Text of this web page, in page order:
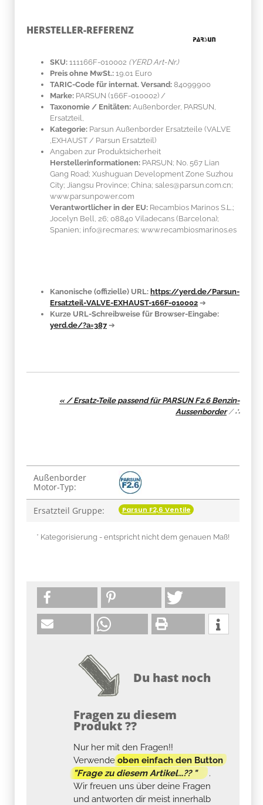
HERSTELLER-REFERENZ
SKU: 111166F-010002 (YERD Art-Nr.)
Preis ohne MwSt.: 19.01 Euro
TARIC-Code für internat. Versand: 84099900
Marke: PARSUN (166F-010002) /
Taxonomie / Enitäten: Außenborder, PARSUN,
Ersatzteil,
Kategorie: Parsun Außenborder Ersatzteile (VALVE
,EXHAUST / Parsun Ersatzteil)
Angaben zur Produktsicherheit
Herstellerinformationen: PARSUN; No. 567 Lian
Gang Road; Xushuguan Development Zone Suzhou
City; Jiangsu Province; China; sales@parsun.com.cn;
www.parsunpower.com
Verantwortlicher in der EU: Recambios Marinos S.L.;
Jocelyn Bell, 26; 08840 Viladecans (Barcelona);
Spanien; info@recmar.es; www.recambiosmarinos.es
Kanonische (offizielle) URL: https://yerd.de/Parsun-
Ersatzteil-VALVE-EXHAUST-166F-010002 ➔
Kurze URL-Schreibweise für Browser-Eingabe:
yerd.de/?a=387 ➔
« / Ersatz-Teile passend für PARSUN F2.6 Benzin-
Aussenborder/∴
Produkteigenschaft
Wert
Außenborder
Motor-Typ:
Ersatzteil Gruppe: Parsun F2,6 Ventile
* Kategorisierung - entspricht nicht dem genauen Maß!
Du hast noch
Fragen zu diesem
Produkt ??
Nur her mit den Fragen!!
Verwendeoben einfach den Button
"Frage zu diesem Artikel...?? "
.
Wir freuen uns über deine Fragen
und antworten dir meist innerhalb